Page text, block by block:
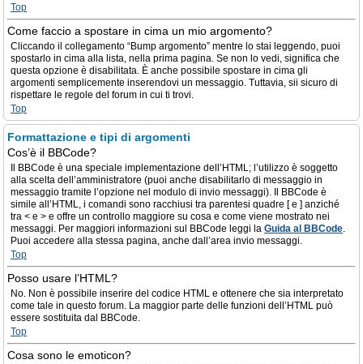
Top
Come faccio a spostare in cima un mio argomento?
Cliccando il collegamento “Bump argomento” mentre lo stai leggendo, puoi
spostarlo in cima alla lista, nella prima pagina. Se non lo vedi, significa che
questa opzione è disabilitata. È anche possibile spostare in cima gli
argomenti semplicemente inserendovi un messaggio. Tuttavia, sii sicuro di
rispettare le regole del forum in cui ti trovi.
Top
Formattazione e tipi di argomenti
Cos’è il BBCode?
Il BBCode è una speciale implementazione dell’HTML; l’utilizzo è soggetto
alla scelta dell’amministratore (puoi anche disabilitarlo di messaggio in
messaggio tramite l’opzione nel modulo di invio messaggi). Il BBCode è
simile all’HTML, i comandi sono racchiusi tra parentesi quadre [ e ] anziché
tra < e > e offre un controllo maggiore su cosa e come viene mostrato nei
messaggi. Per maggiori informazioni sul BBCode leggi la Guida al BBCode.
Puoi accedere alla stessa pagina, anche dall’area invio messaggi.
Top
Posso usare l’HTML?
No. Non è possibile inserire del codice HTML e ottenere che sia interpretato
come tale in questo forum. La maggior parte delle funzioni dell’HTML può
essere sostituita dal BBCode.
Top
Cosa sono le emoticon?